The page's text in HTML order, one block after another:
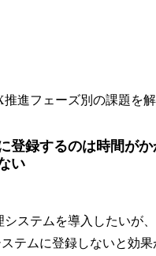
進フェーズ別の課題を解
登録するのは時間が
い
ステムを導入したいが
テムに登録しないと効